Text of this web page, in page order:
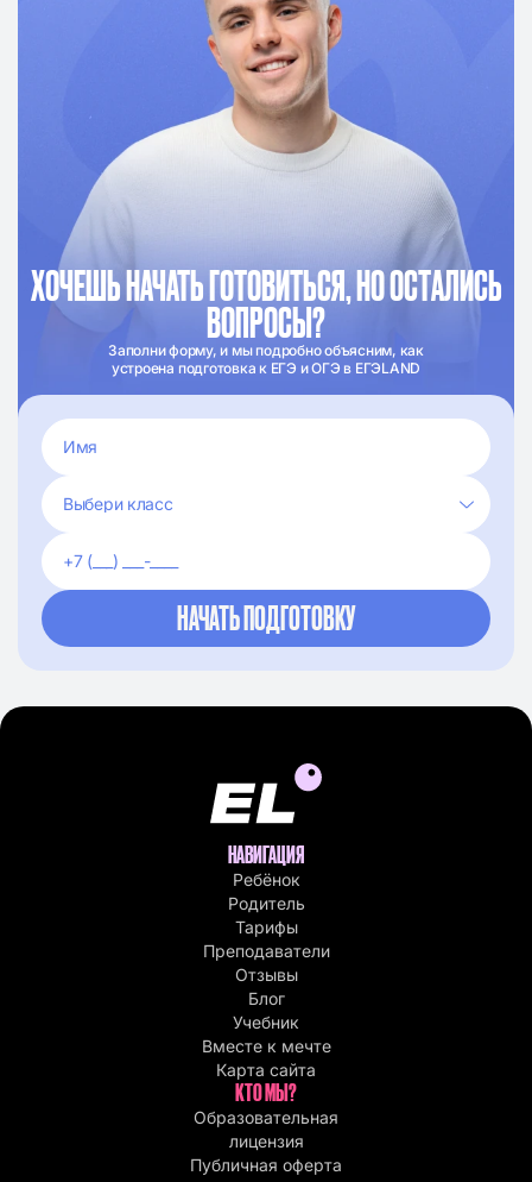
ХОЧЕШЬ НАЧАТЬ ГОТОВИТЬСЯ, НО ОСТАЛИСЬ
ВОПРОСЫ?
Заполни форму, и мы подробно объясним, как
устроена подготовка к ЕГЭ и ОГЭ в ЕГЭLAND
НАВИГАЦИЯ
Ребёнок
Родитель
Тарифы
Преподаватели
Отзывы
Блог
Учебник
Вместе к мечте
Карта сайта
КТО МЫ?
Образовательная
лицензия
Публичная оферта